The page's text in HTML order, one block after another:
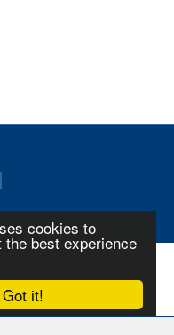
Got it!
cookies to
the best experience